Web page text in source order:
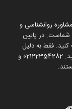
مشاوره روانشناسی و
در پایین
فقط به دلیل
02122354282 و